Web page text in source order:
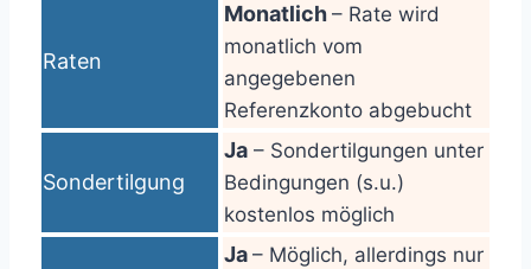
Raten
Monatlich – Rate wird
monatlich vom
angegebenen
Referenzkonto abgebucht
Sondertilgung
Ja – Sondertilgungen unter
Bedingungen (s.u.)
kostenlos möglich
Ja – Möglich, allerdings nur